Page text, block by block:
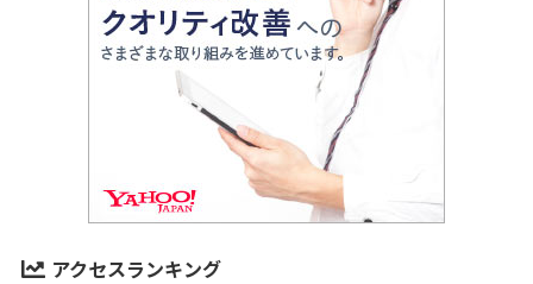
アクセスランキング